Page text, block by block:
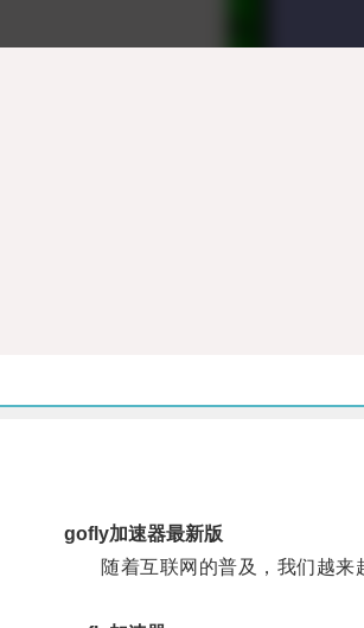
gofly加速器最新版
随着互联网的普及，我们越来